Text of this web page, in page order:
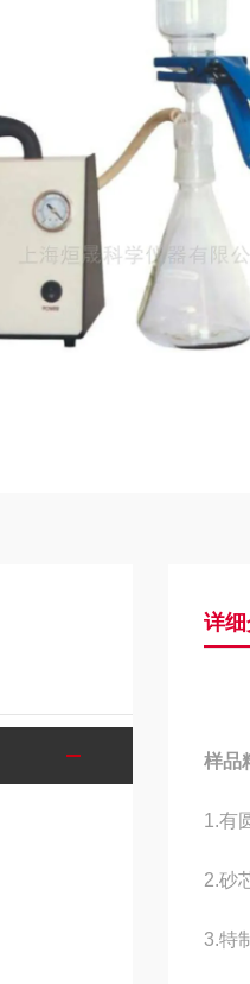
详
样品
1.有
2.砂
3.特